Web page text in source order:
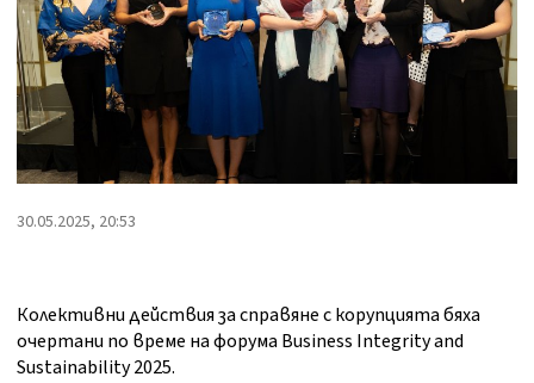
30.05.2025, 20:53
Колективни действия за справяне с корупцията бяха
очертани по време на форума Business Integrity and
Sustainability 2025.